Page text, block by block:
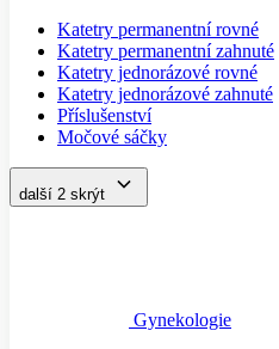
Katetry permanentní rovné
Katetry permanentní zahnuté
Katetry jednorázové rovné
Katetry jednorázové zahnuté
Příslušenství
Močové sáčky
další 2 skrýt
Gynekologie